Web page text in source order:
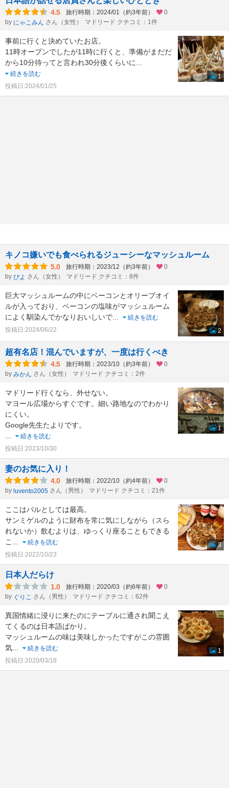
4.5 旅行時期：2024/01（約3年前）
0
by にゃこみん さん（女性） マドリード クチコミ：1件
事前に行くと決めていたお店。
11時オープンでしたが11時に行くと、準備がまだだ
から10分待ってと言われ30分後くらいに
続きを読む
投稿日:2024/01/25
1
キノコ嫌いでも食べられるジューシーなマッシュルーム
5.0 旅行時期：2023/12（約3年前）
0
by ぴよ さん（女性） マドリード クチコミ：8件
巨大マッシュルームの中にベーコンとオリーブオイ
ルが入っており、ベーコンの塩味がマッシュルーム
によく馴染んでかなりおいしいで
続きを読む
投稿日:2024/06/22
2
超有名店！混んでいますが、一度は行くべき
4.5 旅行時期：2023/10（約3年前）
0
by みかん さん（女性） マドリード クチコミ：2件
マドリード行くなら、外せない。
マヨール広場からすぐです。細い路地なのでわかり
にくい。
Google先生たよりです。
続きを読む
投稿日:2023/10/30
1
妻のお気に入り！
4.0 旅行時期：2022/10（約4年前）
0
by luvento2005 さん（男性） マドリード クチコミ：21件
ここはバルとしては最高。
サンミゲルのように財布を常に気にしながら（スら
れないか）飲むよりは、ゆっくり座ることもできる
こ
続きを読む
投稿日:2022/10/23
3
日本人だらけ
1.0 旅行時期：2020/03（約6年前）
0
by ぐりこ さん（男性） マドリード クチコミ：62件
異国情緒に浸りに来たのにテーブルに通され聞こえ
てくるのは日本語ばかり。
マッシュルームの味は美味しかったですがこの雰囲
気
続きを読む
投稿日:2020/03/18
1